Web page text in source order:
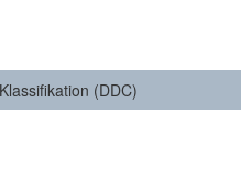
(DDC)